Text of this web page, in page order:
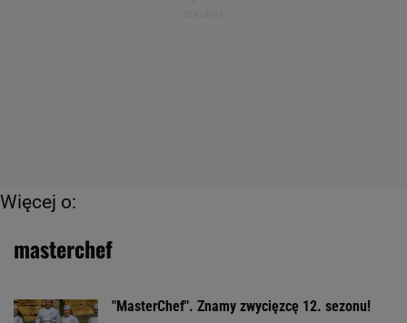
Więcej o:
masterchef
"MasterChef". Znamy zwycięzcę 12. sezonu!